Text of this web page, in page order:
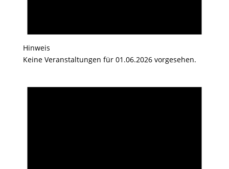
Hinweis
Keine Veranstaltungen für 01.06.2026 vorgesehen.